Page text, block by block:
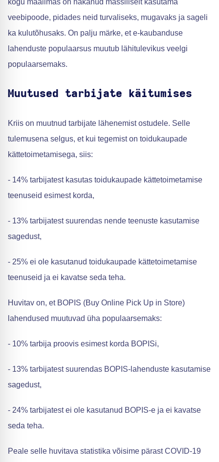
kogu maailmas on hakanud massiliselt kasutama
veebipoode, pidades neid turvaliseks, mugavaks ja sageli
ka kulutõhusaks. On palju märke, et e-kaubanduse
lahenduste populaarsus muutub lähitulevikus veelgi
populaarsemaks.
Muutused tarbijate käitumises
Kriis on muutnud tarbijate lähenemist ostudele. Selle
tulemusena selgus, et kui tegemist on toidukaupade
kättetoimetamisega, siis:
- 14% tarbijatest kasutas toidukaupade kättetoimetamise
teenuseid esimest korda,
- 13% tarbijatest suurendas nende teenuste kasutamise
sagedust,
- 25% ei ole kasutanud toidukaupade kättetoimetamise
teenuseid ja ei kavatse seda teha.
Huvitav on, et BOPIS (Buy Online Pick Up in Store)
lahendused muutuvad üha populaarsemaks:
- 10% tarbija proovis esimest korda BOPISi,
- 13% tarbijatest suurendas BOPIS-lahenduste kasutamise
sagedust,
- 24% tarbijatest ei ole kasutanud BOPIS-e ja ei kavatse
seda teha.
Peale selle huvitava statistika võisime pärast COVID-19